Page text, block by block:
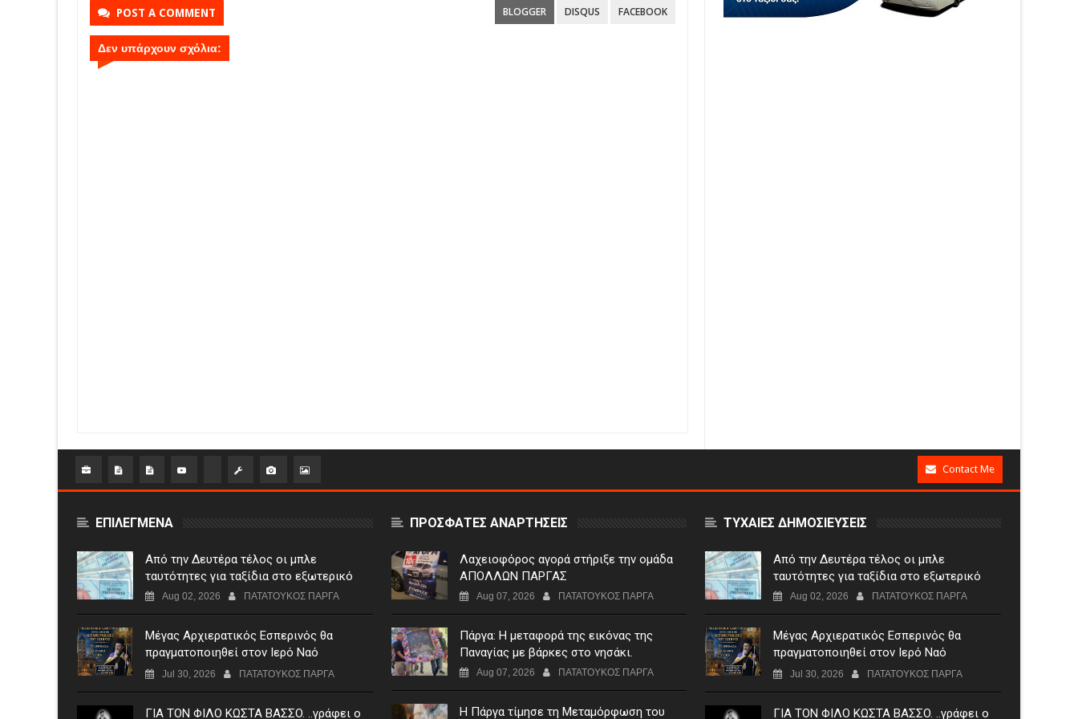
POST A COMMENT BLOGGER DISQUS FACEBOOK
Δεν υπάρχουν σχόλια:
Contact Me
ΕΠΙΛΕΓΜΕΝΑ
Από την Δευτέρα τέλος οι μπλε
ταυτότητες για ταξίδια στο εξωτερικό
Aug 02, 2026 ΠΑΤΑΤΟΥΚΟΣ ΠΑΡΓΑ
Μέγας Αρχιερατικός Εσπερινός θα
πραγματοποιηθεί στον Ιερό Ναό
Μεταμορφώσεως του Σωτήρος
Jul 30, 2026 ΠΑΤΑΤΟΥΚΟΣ ΠΑΡΓΑ
ΓIA TON ΦIΛO KΩΣTA BAΣΣO. ..γράφει ο
ΠΡΟΣΦΑΤΕΣ ΑΝΑΡΤΗΣΕΙΣ
Λαχειοφόρος αγορά στήριξε την ομάδα
ΑΠΟΛΛΩΝ ΠΑΡΓΑΣ
Aug 07, 2026 ΠΑΤΑΤΟΥΚΟΣ ΠΑΡΓΑ
Πάργα: Η μεταφορά της εικόνας της
Παναγίας με βάρκες στο νησάκι.
Aug 07, 2026 ΠΑΤΑΤΟΥΚΟΣ ΠΑΡΓΑ
Η Πάργα τίμησε τη Μεταμόρφωση του
ΤΥΧΑΙΕΣ ΔΗΜΟΣΙΕΥΣΕΙΣ
Από την Δευτέρα τέλος οι μπλε
ταυτότητες για ταξίδια στο εξωτερικό
Aug 02, 2026 ΠΑΤΑΤΟΥΚΟΣ ΠΑΡΓΑ
Μέγας Αρχιερατικός Εσπερινός θα
πραγματοποιηθεί στον Ιερό Ναό
Μεταμορφώσεως του Σωτήρος
Jul 30, 2026 ΠΑΤΑΤΟΥΚΟΣ ΠΑΡΓΑ
ΓIA TON ΦIΛO KΩΣTA BAΣΣO. ..γράφει ο